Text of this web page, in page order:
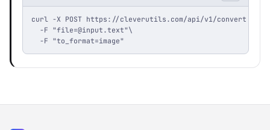
curl -X POST https://cleverutils.com/api/v1/convert \
  -F "
file=@input.text"\
  -F "to_format=image"